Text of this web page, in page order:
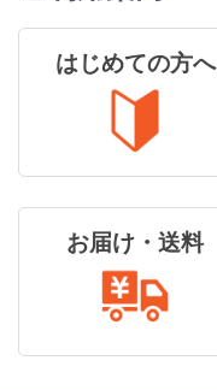
はじめての方へ
お届け・送料